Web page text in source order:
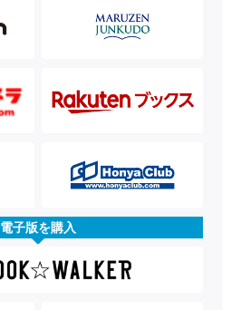
電子版を購入